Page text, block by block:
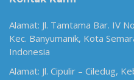
Alamat: Jl. Tamtama Bar. IV
Kec. Banyumanik, Kota
Indonesia
Alamat: Jl. Cipulir – Ciledug,